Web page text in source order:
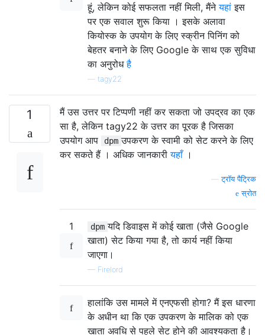
हूं, लेकिन कोई सफलता नहीं मिली, मैंनेयहां इस
पर एक सवाल शुरू किया । इसके अलावा
कियोस्क के उपयोग के लिए स्क्रीन पिनिंग को
बेहतर बनाने के लिए Google के साथ एक सुविधा
का अनुरोधहै
tagy22
1
मैं उस उत्तर पर टिप्पणी नहीं कर सकता जो उपद्रव का एक
सा है, लेकिन tagy22 के उत्तर का पूरक है जिसका
उपयोग आप
dpm उपकरण के स्वामी को सेट करने के लिए
कर सकते हैं । अधिक जानकारीयहाँ।
—ट्रॉय पैट्रिक
स्रोत
1 dpm यदि डिवाइस में कोई खाता (जैसे Google
खाता) सेट किया गया है, तो कार्य नहीं किया
जाएगा।
— Firelord
हालांकि उस मामले में एनएफसी होगा? मैं इस धारणा
के अधीन था कि एक उपकरण के मालिक को एक
खाता अवधि से पहले सेट होने की आवश्यकता है।